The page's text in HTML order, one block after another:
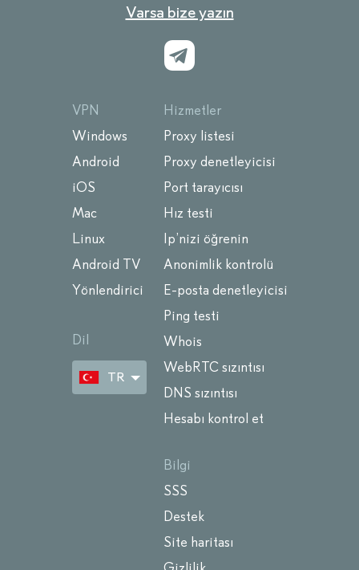
Varsa bize yazın
VPN
Windows
Android
iOS
Mac
Linux
Android TV
Yönlendirici
Dil
TR
Hizmetler
Proxy listesi
Proxy denetleyicisi
Port tarayıcısı
Hız testi
Ip’nizi öğrenin
Anonimlik kontrolü
E-posta denetleyicisi
Ping testi
Whois
WebRTC sızıntısı
DNS sızıntısı
Hesabı kontrol et
Bilgi
SSS
Destek
Site haritası